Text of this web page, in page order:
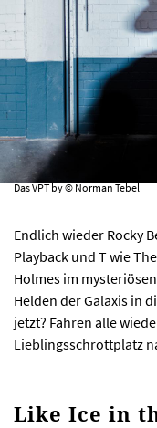
Das VPT by © Norman Tebel
Endlich wieder Rocky
Playback und T wie
Holmes im
Helden der Galaxis in
jetzt? Fahren alle
Lieblingsschrottplatz
Like Ice in